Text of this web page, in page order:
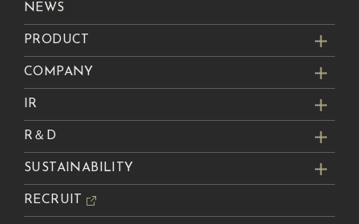
NEWS
PRODUCT
COMPANY
IR
R＆D
SUSTAINABILITY
RECRUIT